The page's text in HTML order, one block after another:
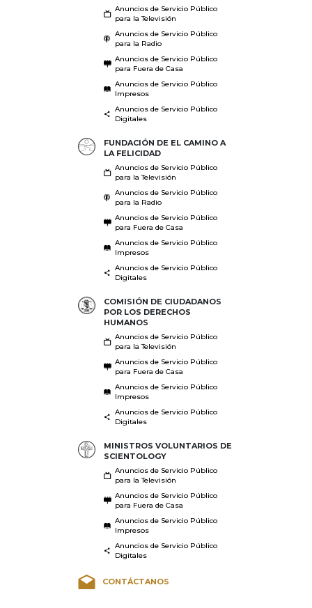
Anuncios de Servicio Público
para la Televisión
Anuncios de Servicio Público
para la Radio
Anuncios de Servicio Público
para Fuera de Casa
Anuncios de Servicio Público
Impresos
Anuncios de Servicio Público
Digitales
FUNDACIÓN DE EL CAMINO A
LA FELICIDAD
Anuncios de Servicio Público
para la Televisión
Anuncios de Servicio Público
para la Radio
Anuncios de Servicio Público
para Fuera de Casa
Anuncios de Servicio Público
Impresos
Anuncios de Servicio Público
Digitales
COMISIÓN DE CIUDADANOS
POR LOS DERECHOS
HUMANOS
Anuncios de Servicio Público
para la Televisión
Anuncios de Servicio Público
para Fuera de Casa
Anuncios de Servicio Público
Impresos
Anuncios de Servicio Público
Digitales
MINISTROS VOLUNTARIOS DE
SCIENTOLOGY
Anuncios de Servicio Público
para la Televisión
Anuncios de Servicio Público
para Fuera de Casa
Anuncios de Servicio Público
Impresos
Anuncios de Servicio Público
Digitales
CONTÁCTANOS